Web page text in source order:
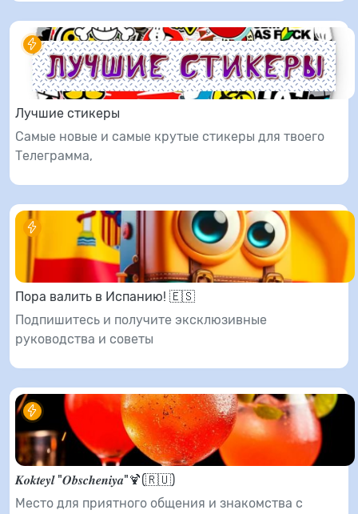
Лучшие стикеры
Самые новые и самые крутые стикеры для твоего
Телеграмма,
Пора валить в Испанию! 🇪🇸
Подпишитесь и получите эксклюзивные
руководства и советы
𝑲𝒐𝒌𝒕𝒆𝒚𝒍 "𝑶𝒃𝒔𝒄𝒉𝒆𝒏𝒊𝒚𝒂"🍹(🇷🇺)
Место для приятного общения и знакомства с